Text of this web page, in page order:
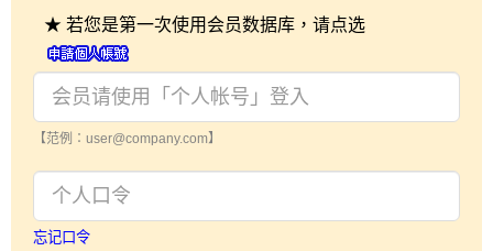
★ 若您是第一次使用会员数据库，请点选
【范例：user@company.com】
忘记口令